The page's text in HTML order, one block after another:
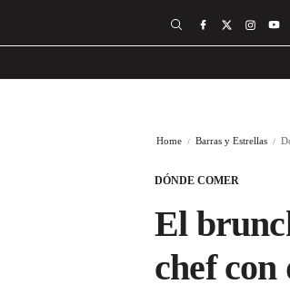
Home Barras y Estrellas
DÓNDE COMER
El
chef